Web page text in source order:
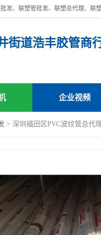
街道浩丰胶管商
企业视频
> 深圳福田区PVC波纹管总代